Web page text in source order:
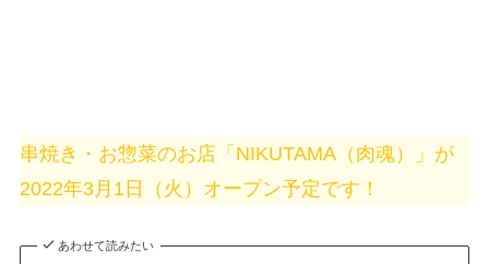
串焼き・お惣菜のお店「NIKUTAMA（肉魂）」が
2022年3月1日（火）オープン予定です！
あわせて読みたい